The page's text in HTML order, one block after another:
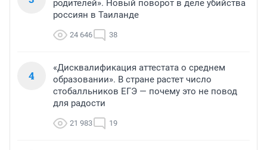
родителей». Новый поворот в деле убийства
россиян в Таиланде
24 646 38
4
«Дисквалификация аттестата о среднем
образовании». В стране растет число
стобалльников ЕГЭ — почему это не повод
для радости
21 983 19